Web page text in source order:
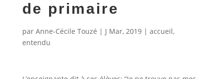
de primaire
par Anne-Cécile Touzé | J Mar, 2019| accueil,
entendu